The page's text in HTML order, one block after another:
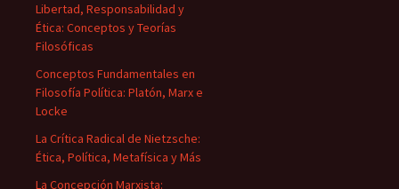
Libertad, Responsabilidad y
Ética: Conceptos y Teorías
Filosóficas
Conceptos Fundamentales en
Filosofía Política: Platón, Marx e
Locke
La Crítica Radical de Nietzsche:
Ética, Política, Metafísica y Más
La Concepción Marxista: